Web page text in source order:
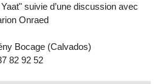
suivie d’une discussion avec
Onraed
Bocage (Calvados)
82 92 52